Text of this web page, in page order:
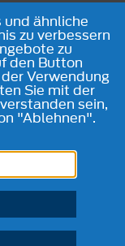
und ähnliche
zu verbessern
zu
den Button
Verwendung
Sie mit der
sein,
"Ablehnen".